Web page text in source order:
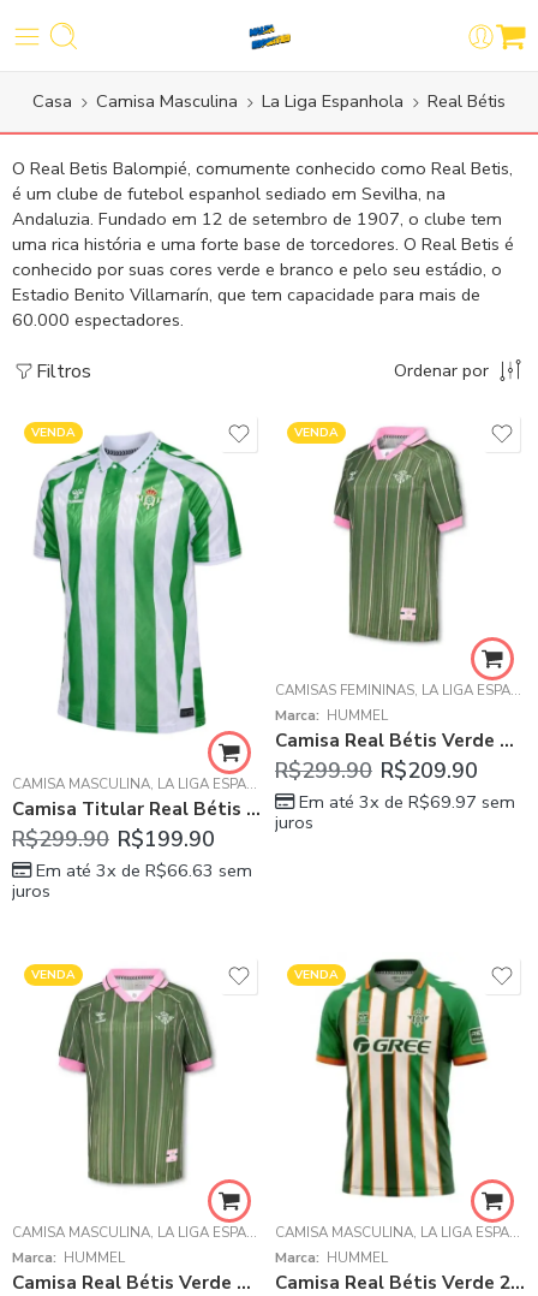
Casa Camisa Masculina La Liga Espanhola Real Bétis
O Real Betis Balompié, comumente conhecido como Real Betis,
é um clube de futebol espanhol sediado em Sevilha, na
Andaluzia. Fundado em 12 de setembro de 1907, o clube tem
uma rica história e uma forte base de torcedores. O Real Betis é
conhecido por suas cores verde e branco e pelo seu estádio, o
Estadio Benito Villamarín, que tem capacidade para mais de
60.000 espectadores.
Filtros Ordenar por
VENDA
CAMISA MASCULINA, LA LIGA ESPANHOLA , REAL BÉTIS
Camisa Titular Real Bétis Verde I S/Patrocínio 2024/25 Masculina
R$299.90 R$199.90
Em até 3x de R$66.63 sem
juros
VENDA
CAMISAS FEMININAS, LA LIGA ESPANHOLA
Marca: HUMMEL
Camisa Real Bétis Verde Musgo 2025/26 Pré-Jogo Feminina
R$299.90 R$209.90
Em até 3x de R$69.97 sem
juros
VENDA
CAMISA MASCULINA, LA LIGA ESPANHOLA ,REAL BÉTIS
Marca: HUMMEL
Camisa Real Bétis Verde Musgo 2025/26 Pré-Jogo Masculina
VENDA
CAMISA MASCULINA, LA LIGA ESPANHOLA
Marca: HUMMEL
Camisa Real Bétis Verde 2025/26 Forever Green I Masculina